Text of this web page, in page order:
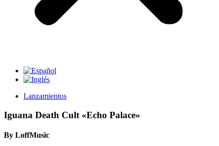
Lanzamientos
Iguana Death Cult «Echo Palace»
By LoffMusic